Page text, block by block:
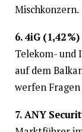
Mischkonzern.
6. 4iG (1,42 %)
Telekom- und
auf dem
werfen
7. ANY